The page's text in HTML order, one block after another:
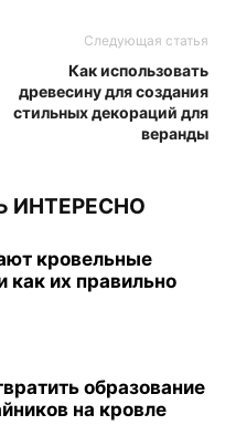
Следующая статья
Как использовать
древесину для создания
стильных декораций для
веранды
ИНТЕРЕСНО
кровельные
как их правильно
образование
на кровле